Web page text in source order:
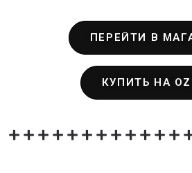
ПЕРЕЙТИ В
КУПИТЬ НА